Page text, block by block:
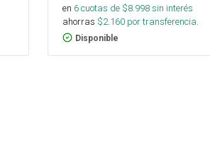
en 6cuotas de $8.998sin interés
ahorras $2.160 por transferencia.
Disponible